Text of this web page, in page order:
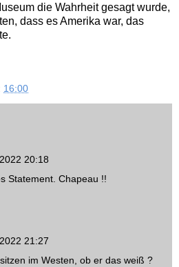
die Wahrheit gesagt wurde,
dass es Amerika war, das
16:00
20:18
Statement. Chapeau !!
21:27
im Westen, ob er das weiß ?